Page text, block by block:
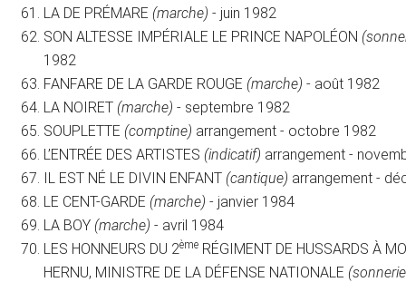
LA DE PRÉMARE (marche) - juin 1982
SON ALTESSE IMPÉRIALE LE PRINCE NAPOLÉON
1982
FANFARE DE LA GARDE ROUGE (marche) - août 1982
LA NOIRET (marche) - septembre 1982
SOUPLETTE (comptine) arrangement - octobre 1982
L’ENTRÉE DES ARTISTES (indicatif) arrangement -
IL EST NÉ LE DIVIN ENFANT (cantique) arrangement -
LE CENT-GARDE (marche) - janvier 1984
LA BOY (marche) - avril 1984
LES HONNEURS DU 2ème RÉGIMENT DE HUSSARDS À
HERNU, MINISTRE DE LA DÉFENSE NATIONALE